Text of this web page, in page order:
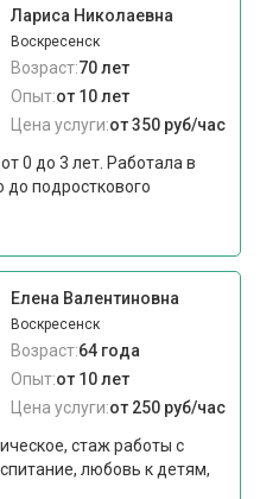
Лариса Николаевна
Воскресенск
Возраст:70 лет
Опыт:от 10 лет
Цена услуги:от 350 руб/час
0 до 3 лет. Работала в
до подросткового
Елена Валентиновна
Воскресенск
Возраст:64 года
Опыт:от 10 лет
Цена услуги:от 250 руб/час
стаж работы с
любовь к детям,